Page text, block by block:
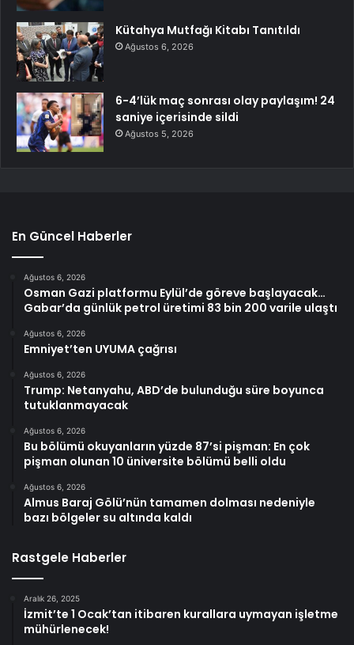
Kütahya Mutfağı Kitabı Tanıtıldı
Ağustos 6, 2026
6-4’lük maç sonrası olay paylaşım! 24
saniye içerisinde sildi
Ağustos 5, 2026
En Güncel Haberler
Ağustos 6, 2026
Osman Gazi platformu Eylül’de göreve başlayacak…
Gabar’da günlük petrol üretimi 83 bin 200 varile ulaştı
Ağustos 6, 2026
Emniyet’ten UYUMA çağrısı
Ağustos 6, 2026
Trump: Netanyahu, ABD’de bulunduğu süre boyunca
tutuklanmayacak
Ağustos 6, 2026
Bu bölümü okuyanların yüzde 87’si pişman: En çok
pişman olunan 10 üniversite bölümü belli oldu
Ağustos 6, 2026
Almus Baraj Gölü’nün tamamen dolması nedeniyle
bazı bölgeler su altında kaldı
Rastgele Haberler
Aralık 26, 2025
İzmit’te 1 Ocak’tan itibaren kurallara uymayan işletme
mühürlenecek!